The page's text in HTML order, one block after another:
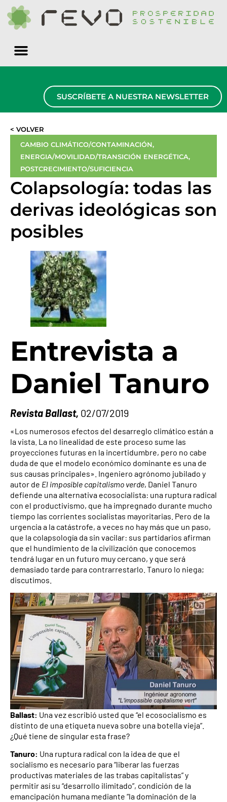
SUSCRÍBETE A NUESTRA NEWSLETTER
< VOLVER
CAMBIO CLIMÁTICO/CONTAMINACIÓN,
ENERGIA/MOVILIDAD/TRANSICIÓN ENERGÉTICA,
POSTCRECIMIENTO/SUFICIENCIA
Colapsología: todas las
derivas ideológicas son
posibles
Entrevista a
Daniel Tanuro
Revista Ballast, 02/07/2019
«Los numerosos efectos del desarreglo climático están a
la vista. La no linealidad de este proceso sume las
proyecciones futuras en la incertidumbre, pero no cabe
duda de que el modelo económico dominante es una de
sus causas principales». Ingeniero agrónomo jubilado y
autor de El imposible capitalismo verde, Daniel Tanuro
defiende una alternativa ecosocialista: una ruptura radical
con el productivismo, que ha impregnado durante mucho
tiempo las corrientes socialistas mayoritarias. Pero de la
urgencia a la catástrofe, a veces no hay más que un paso,
que la colapsología da sin vacilar: sus partidarios afirman
que el hundimiento de la civilización que conocemos
tendrá lugar en un futuro muy cercano, y que será
demasiado tarde para contrarrestarlo. Tanuro lo niega;
discutimos.
Ballast: Una vez escribió usted que “el ecosocialismo es
distinto de una etiqueta nueva sobre una botella vieja”.
¿Qué tiene de singular esta frase?
Tanuro: Una ruptura radical con la idea de que el
socialismo es necesario para “liberar las fuerzas
productivas materiales de las trabas capitalistas” y
permitir así su “desarrollo ilimitado”, condición de la
emancipación humana mediante “la dominación de la